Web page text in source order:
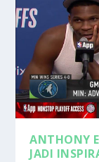
ANTHONY
JADI